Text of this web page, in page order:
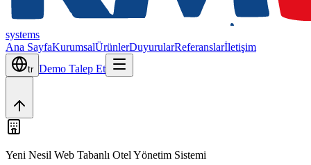
systems
Ana SayfaKurumsalÜrünlerDuyurularReferanslarİletişim
tr Demo Talep Et
Yeni Nesil Web Tabanlı Otel Yönetim Sistemi